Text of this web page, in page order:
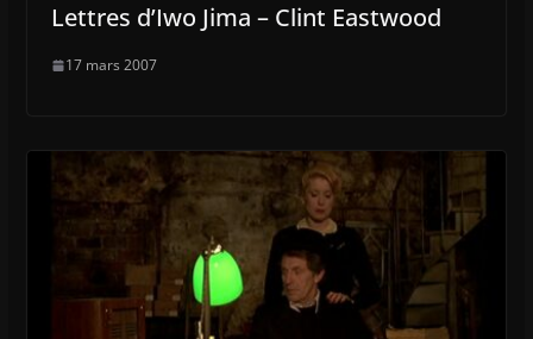
Lettres d’Iwo Jima – Clint Eastwood
17 mars 2007